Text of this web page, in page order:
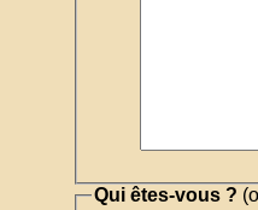
Qui êtes-vous ?